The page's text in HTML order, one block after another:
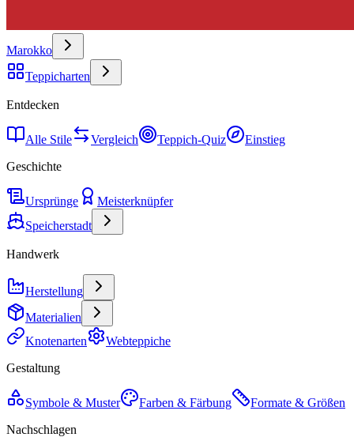
Marokko
Teppicharten
Entdecken
Alle Stile Vergleich Teppich-Quiz
Einstieg
Geschichte
Ursprünge
Meisterknüpfer
Speicherstadt
Handwerk
Herstellung
Materialien
Knotenarten
Webteppiche
Gestaltung
Symbole & Muster Farben & Färbung
Formate & Größen
Nachschlagen